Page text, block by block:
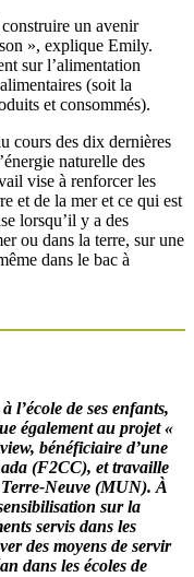
construire un avenir
», explique Emily.
sur l’alimentation
(soit la
et consommés).
cours des dix dernières
naturelle des
vise à renforcer les
et de la mer et ce qui est
lorsqu’il y a des
ou dans la terre, sur une
dans le bac à
l’école de ses enfants,
également au projet «
bénéficiaire d’une
(F2CC), et travaille
Neuve (MUN). À
sur la
servis dans les
des moyens de servir
dans les écoles de